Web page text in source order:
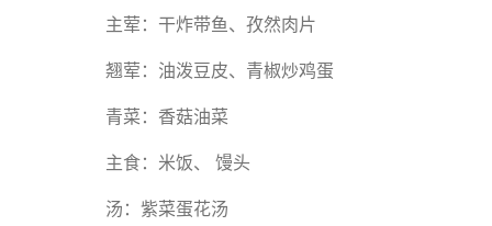
主荤：干炸带鱼、孜然肉片
翘荤：油泼豆皮、青椒炒鸡蛋
青菜：香菇油菜
主食：米饭、 馒头
汤：紫菜蛋花汤